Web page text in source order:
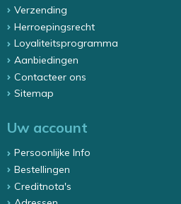
Verzending
Herroepingsrecht
Loyaliteitsprogramma
Aanbiedingen
Contacteer ons
Sitemap
Uw account
Persoonlijke Info
Bestellingen
Creditnota's